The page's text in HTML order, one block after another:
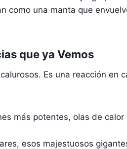
como una manta que
que ya Vemos
Es una reacción
más potentes, olas de
esos majestuosos